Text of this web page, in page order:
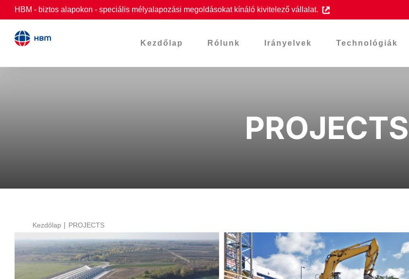
Skip
to
content
HBM - biztos alapokon - speciális mélyalapozási megoldásokat kínáló kivitelező vállalat.
Kezdőlap Rólunk Irányelvek Technológiák
PROJECTS
Kezdőlap PROJECTS